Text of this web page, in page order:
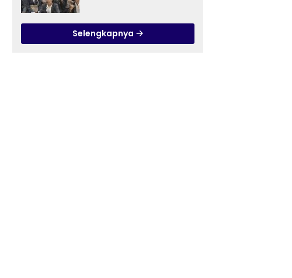
Pandanaran di RSJ
Grhasia
Selengkapnya